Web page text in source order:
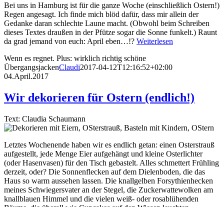
Bei uns in Hamburg ist für die ganze Woche (einschließlich Ostern!)
Regen angesagt. Ich finde mich blöd dafür, dass mir allein der
Gedanke daran schlechte Laune macht. (Obwohl beim Schreiben
dieses Textes draußen in der Pfütze sogar die Sonne funkelt.) Raunt
da grad jemand von euch: April eben…!? Weiterlesen
Wenn es regnet. Plus: wirklich richtig schöne
ÜbergangsjackenClaudi2017-04-12T12:16:52+02:00
04.April.2017
Wir dekorieren für Ostern (endlich!)
Text: Claudia Schaumann
Letztes Wochenende haben wir es endlich getan: einen Osterstrauß
aufgestellt, jede Menge Eier aufgehängt und kleine Osterlichter
(oder Hasenvasen) für den Tisch gebastelt. Alles schmettert Frühling
derzeit, oder? Die Sonnenflecken auf dem Dielenboden, die das
Haus so warm aussehen lassen. Die knallgelben Forsythienhecken
meines Schwiegersvater an der Stegel, die Zuckerwattewolken am
knallblauen Himmel und die vielen weiß- oder rosablühenden